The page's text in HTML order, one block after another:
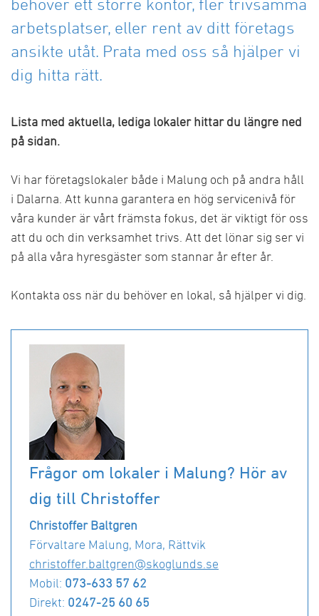
behöver ett större kontor, fler trivsamma
arbetsplatser, eller rent av ditt företags
ansikte utåt. Prata med oss så hjälper vi
dig hitta rätt.
Lista med aktuella, lediga lokaler hittar du längre ned
på sidan.
Vi har företagslokaler både i Malung och på andra håll
i Dalarna. Att kunna garantera en hög servicenivå för
våra kunder är vårt främsta fokus, det är viktigt för oss
att du och din verksamhet trivs. Att det lönar sig ser vi
på alla våra hyresgäster som stannar år efter år.
Kontakta oss när du behöver en lokal, så hjälper vi dig.
Frågor om lokaler i Malung? Hör av
dig till Christoffer
Christoffer Baltgren
Förvaltare Malung, Mora, Rättvik
christoffer.baltgren@skoglunds.se
Mobil: 073-633 57 62
Direkt: 0247-25 60 65